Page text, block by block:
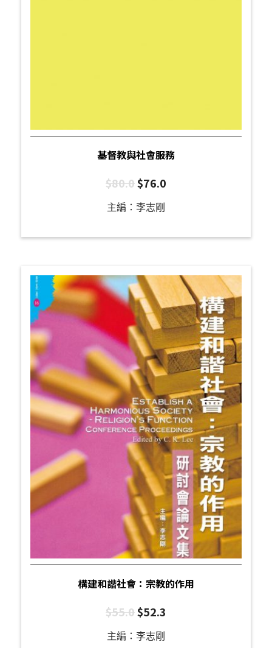
基督教與社會服務
$80.0$76.0
主編：李志剛
構建和諧社會：宗教的作用
$55.0$52.3
主編：李志剛